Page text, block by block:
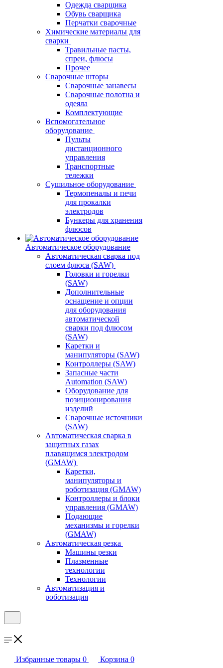
Одежда сварщика
Обувь сварщика
Перчатки сварочные
Химические материалы для
сварки
Травильные пасты,
спреи, флюсы
Прочее
Сварочные шторы
Сварочные занавесы
Сварочные полотна и
одеяла
Комплектующие
Вспомогательное
оборудование
Пульты
дистанционного
управления
Транспортные
тележки
Сушильное оборудование
Термопеналы и печи
для прокалки
электродов
Бункеры для хранения
флюсов
Автоматическое оборудование
Автоматическая сварка под
слоем флюса (SAW)
Головки и горелки
(SAW)
Дополнительные
оснащение и опции
для оборудования
автоматической
сварки под флюсом
(SAW)
Каретки и
манипуляторы (SAW)
Контроллеры (SAW)
Запасные части
Automation (SAW)
Оборудование для
позиционирования
изделий
Сварочные источники
(SAW)
Автоматическая сварка в
защитных газах
плавящимся электродом
(GMAW)
Каретки,
манипуляторы и
роботизация (GMAW)
Контроллеры и блоки
управления (GMAW)
Подающие
механизмы и горелки
(GMAW)
Автоматическая резка
Машины резки
Плазменные
технологии
Технологии
Автоматизация и
роботизация
Избранные товары 0 Корзина 0